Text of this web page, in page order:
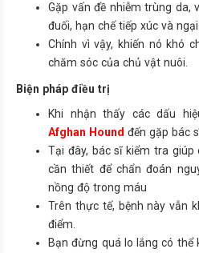
Gặp vấn đề nhiễm trùng da,
đuối, hạn chế tiếp xúc và
Chính vì vậy, khiến nó khó
chăm sóc của chủ vật nuôi.
Biện pháp điều trị
Khi nhận thấy các dấu
Afghan Hound đến gặp bác
Tại đây, bác sĩ kiểm tra
cần thiết để chẩn đoán
nồng độ trong máu
Trên thực tế, bệnh này vẫn
điểm.
Bạn đừng quá lo lắng có thể